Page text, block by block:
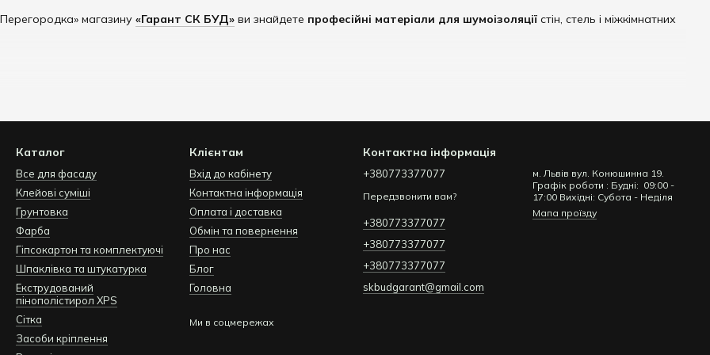
Перегородка» магазину «Гарант СК БУД» ви знайдете професійні матеріали для шумоізоляції стін, стель і міжкімнатних
фіксації
з часом
вати
(до 60 дБ)
приміщень
з гіпсокартоном
Каталог
Все для фасаду
Клейові суміші
Грунтовка
Фарба
Гіпсокартон та комплектуючі
Шпаклівка та штукатурка
Екструдований
пінополістирол XPS
Сітка
Засоби кріплення
Клієнтам
Вхід до кабінету
Контактна інформація
Оплата і доставка
Обмін та повернення
Про нас
Блог
Головна
Ми в соцмережах
Контактна інформація
+380773377077
Передзвонити вам?
+380773377077
+380773377077
+380773377077
skbudgarant@gmail.com
м. Львів вул. Конюшинна 19.
Графік роботи : Будні: 09:00 -
17:00 Вихідні: Субота - Неділя
Мапа проїзду